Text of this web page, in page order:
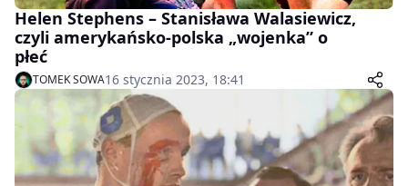
Helen Stephens – Stanisława Walasiewicz,
czyli amerykańsko-polska „wojenka” o
płeć
TOMEK SOWA16 stycznia 2023, 18:41